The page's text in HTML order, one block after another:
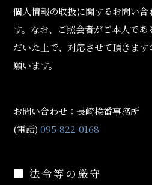
個人情報の取扱に関するお問い
す。なお、ご照会者がご本人で
だいた上で、対応させて頂きま
願います。
お問い合わせ：長崎検番事務所
(電話)095-822-0168
■ 法令等の厳守